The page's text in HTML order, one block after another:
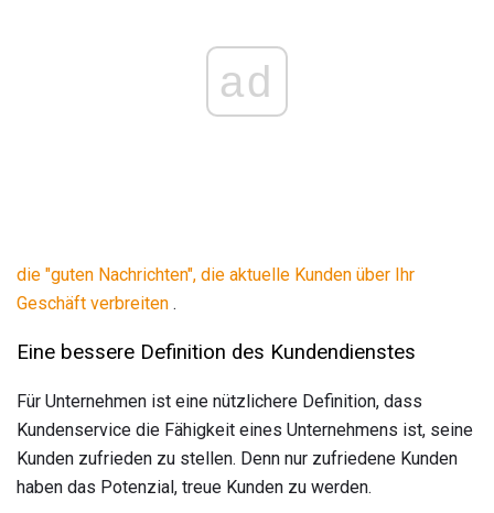
ad
die "guten Nachrichten", die aktuelle Kunden über Ihr
Geschäft verbreiten .
Eine bessere Definition des Kundendienstes
Für Unternehmen ist eine nützlichere Definition, dass
Kundenservice die Fähigkeit eines Unternehmens ist, seine
Kunden zufrieden zu stellen. Denn nur zufriedene Kunden
haben das Potenzial, treue Kunden zu werden.